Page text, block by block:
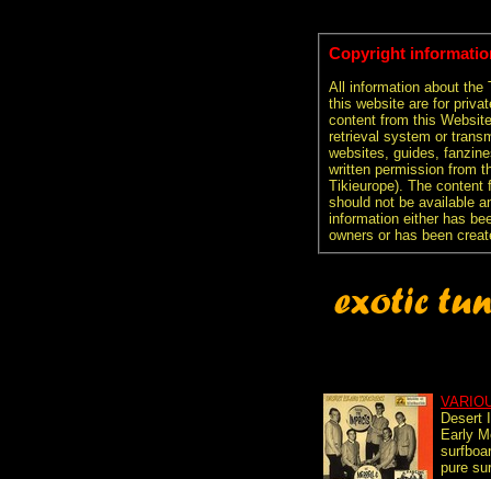
Copyright
All information about the
this website are for
content from this
retrieval system or
websites, guides,
written permission from
Tikieurope). The content
should not be available
information either has
owners or has been
Desert
Early
pure